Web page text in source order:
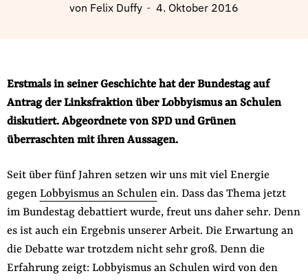
Bußgelder und Geldauflagen
Projektspende
Testamentsspende
Newsletter
Appelle unterzeichnen
Kontakt
Impressum
von Felix Duffy 4. Oktober 2016
Erstmals in seiner Geschichte hat der Bundestag auf
Antrag der Linksfraktion über Lobbyismus an Schulen
diskutiert. Abgeordnete von SPD und Grünen
überraschten mit ihren Aussagen.
Seit über fünf Jahren setzen wir uns mit viel Energie
gegen Lobbyismus an Schulenein. Dass das Thema jetzt
im Bundestag debattiert wurde, freut uns daher sehr. Denn
es ist auch ein Ergebnis unserer Arbeit. Die Erwartung an
die Debatte war trotzdem nicht sehr groß. Denn die
Erfahrung zeigt: Lobbyismus an Schulen wird von den